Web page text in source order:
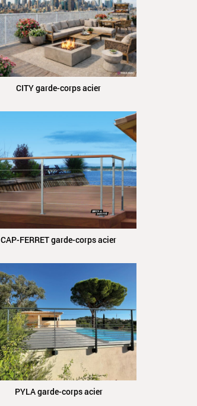
CITY garde-corps acier
CAP-FERRET garde-corps acier
PYLA garde-corps acier